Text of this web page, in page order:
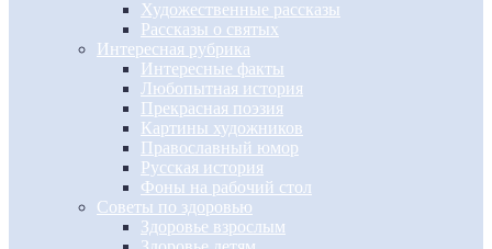
Художественные рассказы
Рассказы о святых
Интересная рубрика
Интересные факты
Любопытная история
Прекрасная поэзия
Картины художников
Православный юмор
Русская история
Фоны на рабочий стол
Советы по здоровью
Здоровье взрослым